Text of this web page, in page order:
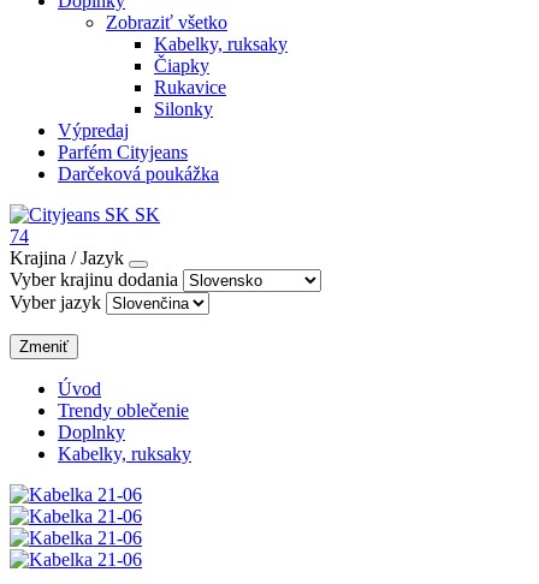
Zobraziť všetko
Kabelky, ruksaky
Čiapky
Rukavice
Silonky
Výpredaj
Parfém Cityjeans
Darčeková poukážka
SK
74
Krajina / Jazyk
Vyber krajinu dodania
Vyber jazyk
Zmeniť
Úvod
Trendy oblečenie
Doplnky
Kabelky, ruksaky